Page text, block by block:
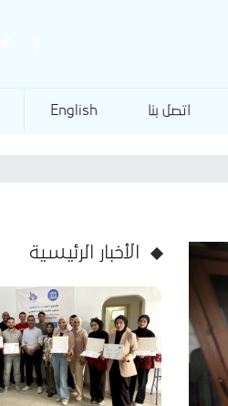
اتصل بنا English
الأخبار الرئيسية